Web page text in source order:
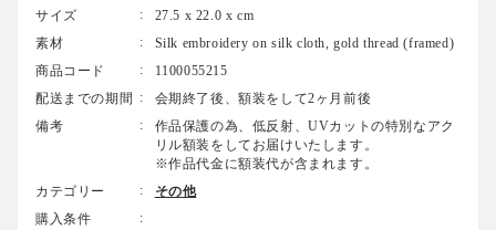
メグミオギタギャラリー
〒104-0061 東京都中央区銀座8-14-9 デュープレックス銀
座タワー8/14 B1
サイズ
27.5 x 22.0 x cm
素材
Silk embroidery on silk cloth, gold thread (framed)
商品コード
1100055215
配送までの期間
会期終了後、額装をして2ヶ月前後
備考
作品保護の為、低反射、UVカットの特別なアク
リル額装をしてお届けいたします。
※作品代金に額装代が含まれます。
カテゴリー
その他
購入条件